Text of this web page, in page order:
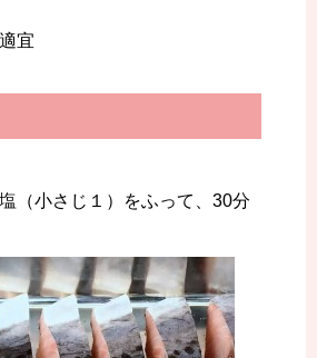
宜
（小さじ１）をふって、30分